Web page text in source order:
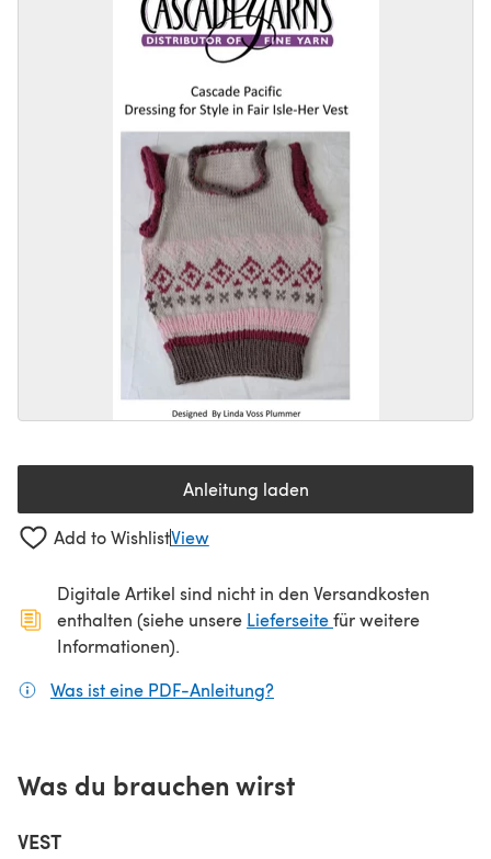
Anleitung laden(öffnet sich in einem neuen
Add to WishlistView
Digitale Artikel sind nicht in den Versandkosten
enthalten (siehe unsere Lieferseite(öffnet sich in
für weitere
Informationen).
Was ist eine PDF-Anleitung?
Was du brauchen wirst
VEST